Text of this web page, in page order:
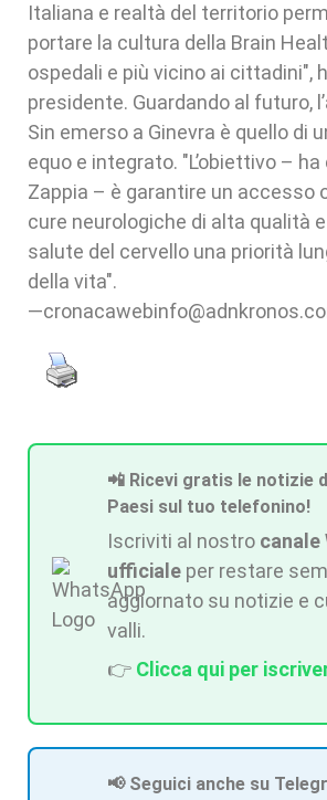
Italiana e realtà del territorio
portare la cultura della Brain
ospedali e più vicino ai cittadini",
presidente. Guardando al futuro,
Sin emerso a Ginevra è quello di
equo e integrato. "L’obiettivo –
Zappia – è garantire un accesso
cure neurologiche di alta qualità
salute del cervello una priorità
della vita".
📲 Ricevi gratis le notizie
Paesi sul tuo telefonino!
Iscriviti al nostro canale
ufficiale per restare
aggiornato su notizie e
valli.
👉 Clicca qui per
📢 Seguici anche su